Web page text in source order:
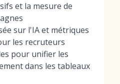
et la mesure de
sur l'IA et métriques
les recruteurs
pour unifier les
dans les tableaux